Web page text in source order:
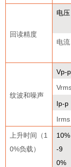
回读精度
电压
电流
纹波和噪声
Vp-p
Ip-p
Irms
上升时间（1
0%负载）
10%
-9
0%